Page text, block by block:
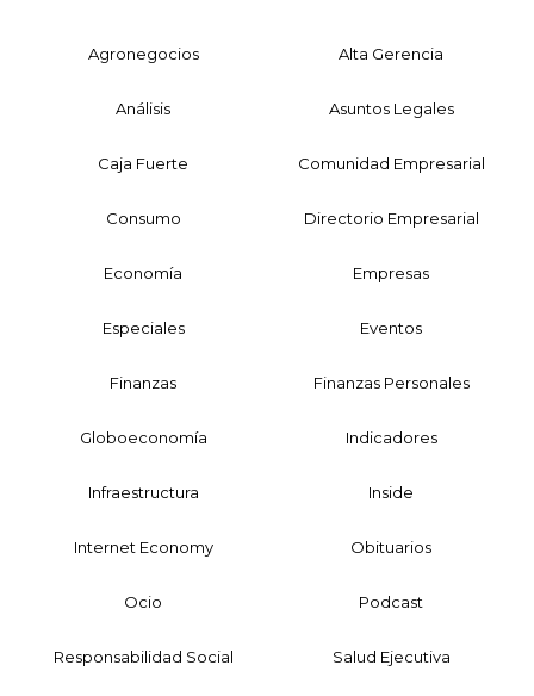
Agronegocios Alta Gerencia
Análisis Asuntos Legales
Caja Fuerte Comunidad Empresarial
Consumo Directorio Empresarial
Economía Empresas
Especiales Eventos
Finanzas Finanzas Personales
Globoeconomía Indicadores
Infraestructura Inside
Internet Economy Obituarios
Ocio Podcast
Responsabilidad Social Salud Ejecutiva